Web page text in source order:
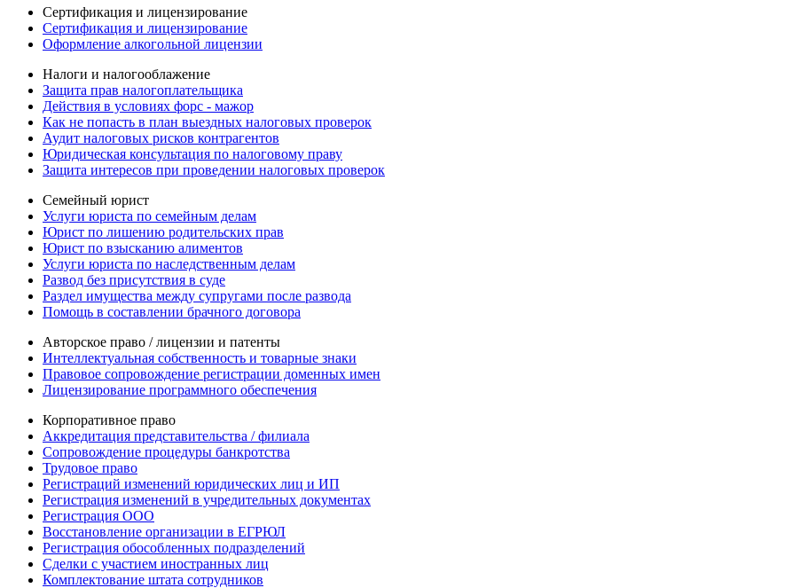
Сертификация и лицензирование
Сертификация и лицензирование
Оформление алкогольной лицензии
Налоги и налогооблажение
Защита прав налогоплательщика
Действия в условиях форс - мажор
Как не попасть в план выездных налоговых проверок
Аудит налоговых рисков контрагентов
Юридическая консультация по налоговому праву
Защита интересов при проведении налоговых проверок
Семейный юрист
Услуги юриста по семейным делам
Юрист по лишению родительских прав
Юрист по взысканию алиментов
Услуги юриста по наследственным делам
Развод без присутствия в суде
Раздел имущества между супругами после развода
Помощь в составлении брачного договора
Авторское право / лицензии и патенты
Интеллектуальная собственность и товарные знаки
Правовое сопровождение регистрации доменных имен
Лицензирование программного обеспечения
Корпоративное право
Аккредитация представительства / филиала
Сопровождение процедуры банкротства
Трудовое право
Регистраций изменений юридических лиц и ИП
Регистрация изменений в учредительных документах
Регистрация ООО
Восстановление организации в ЕГРЮЛ
Регистрация обособленных подразделений
Сделки с участием иностранных лиц
Комплектование штата сотрудников